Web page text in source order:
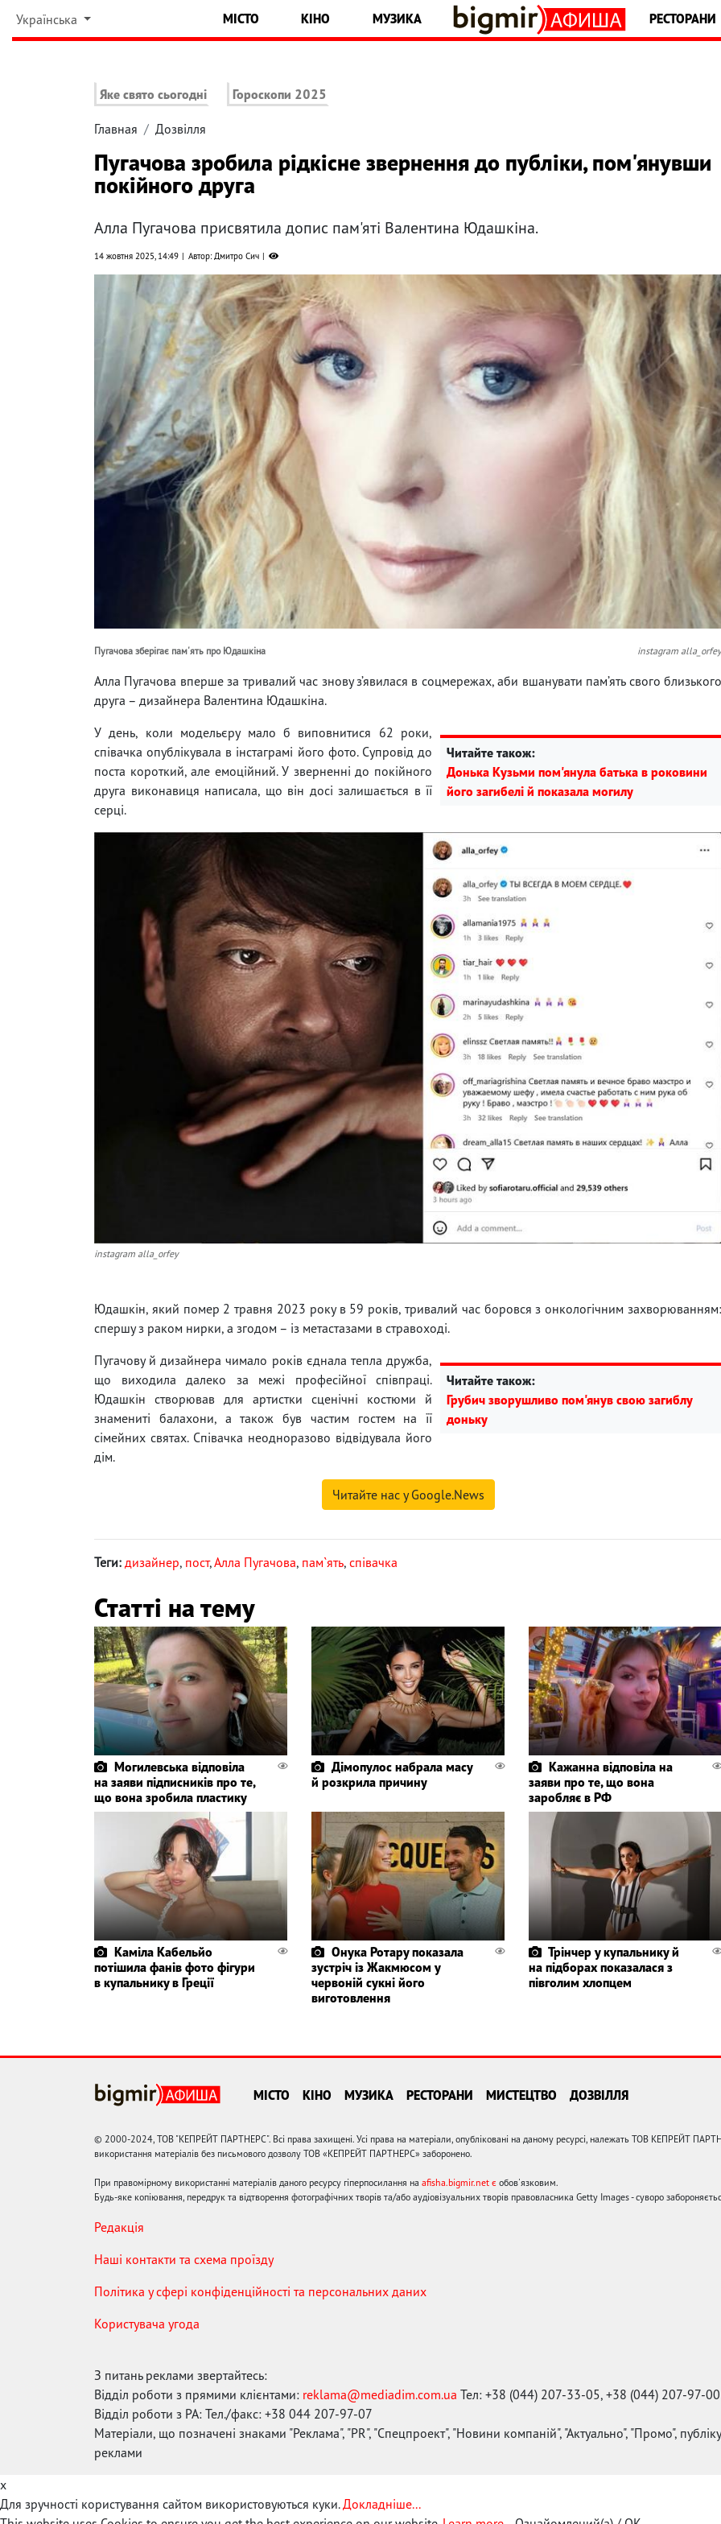
Українська МІСТО КІНО МУЗИКА РЕСТОРАНИ
Яке свято сьогодні Гороскопи 2025
Главная Дозвілля
Пугачова зробила рідкісне звернення до публіки, пом'янувши
покійного друга
Алла Пугачова присвятила допис пам'яті Валентина Юдашкіна.
14 жовтня 2025, 14:49 Автор: Дмитро Сич
Пугачова зберігає пам'ять про Юдашкіна instagram alla_orfey
Алла Пугачова вперше за тривалий час знову з’явилася в соцмережах, аби вшанувати пам’ять свого близького
друга – дизайнера Валентина Юдашкіна.
Читайте також:
Донька Кузьми пом'янула батька в роковини
його загибелі й показала могилу
У день, коли модельєру мало б виповнитися 62 роки,
співачка опублікувала в інстаграмі його фото. Супровід до
поста короткий, але емоційний. У зверненні до покійного
друга виконавиця написала, що він досі залишається в її
серці.
instagram alla_orfey
Юдашкін, який помер 2 травня 2023 року в 59 років, тривалий час боровся з онкологічним захворюванням:
спершу з раком нирки, а згодом – із метастазами в стравоході.
Читайте також:
Грубич зворушливо пом'янув свою загиблу
доньку
Пугачову й дизайнера чимало років єднала тепла дружба,
що виходила далеко за межі професійної співпраці.
Юдашкін створював для артистки сценічні костюми й
знамениті балахони, а також був частим гостем на її
сімейних святах. Співачка неодноразово відвідувала його
дім.
Читайте нас у Google.News
Теги: дизайнер, пост,Алла Пугачова, пам`ять, співачка
Статті на тему
Могилевська відповіла
на заяви підписників про те,
що вона зробила пластику
Дімопулос набрала масу
й розкрила причину
Кажанна відповіла на
заяви про те, що вона
заробляє в РФ
Каміла Кабельйо
потішила фанів фото фігури
в купальнику в Греції
Онука Ротару показала
зустріч із Жакмюсом у
червоній сукні його
виготовлення
Трінчер у купальнику й
на підборах показалася з
півголим хлопцем
МІСТО КІНО МУЗИКА РЕСТОРАНИ МИСТЕЦТВО ДОЗВІЛЛЯ
© 2000-2024, ТОВ "КЕПРЕЙТ ПАРТНЕРС". Всі права захищені. Усі права на матеріали, опубліковані на даному ресурсі, належать ТОВ КЕПРЕЙТ
використання матеріалів без письмового дозволу ТОВ «КЕПРЕЙТ ПАРТНЕРС» заборонено.
При правомірному використанні матеріалів даного ресурсу гіперпосилання на afisha.bigmir.net є обов'язковим.
Будь-яке копіювання, передрук та відтворення фотографічних творів та/або аудіовізуальних творів правовласника Getty Images - суворо
Редакція
Наші контакти та схема проїзду
Політика у сфері конфіденційності та персональних даних
Користувача угода
З питань реклами звертайтесь:
Відділ роботи з прямими клієнтами: reklama@mediadim.com.ua Тел: +38 (044) 207-33-05, +38 (044) 207-97-00
Відділ роботи з РА: Тел./факс: +38 044 207-97-07
Матеріали, що позначені знаками "Реклама", "PR", "Спецпроект", "Новини компаній", "Актуально", "Промо",
реклами
x
Для зручності користування сайтом використовуються куки.Докладніше...